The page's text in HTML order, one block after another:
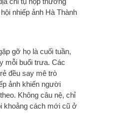
nhiếp ảnh Hà Thành
gỡ họ là cuối tuần,
mỗi buổi trưa. Các
đều say mê trò
ảnh khiến người
Không câu nệ, chỉ
khoảng cách mới cũ ở